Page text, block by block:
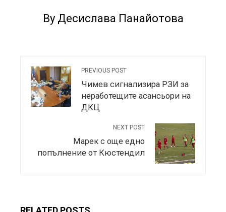
By Десислава Панайотова
PREVIOUS POST
Чимев сигнализира РЗИ за
неработещите асансьори на
ДКЦ
NEXT POST
Марек с още едно
попълнение от Кюстендил